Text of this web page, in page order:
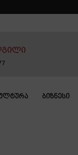
ᲑᲘᲖᲜᲔᲡᲘ